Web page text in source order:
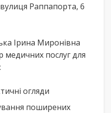
Раппапорта, 6
Ірина Миронівна
послуг для
огляди
поширених